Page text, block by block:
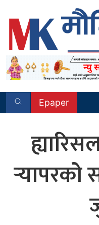
content
Epaper
र्‍यापरको